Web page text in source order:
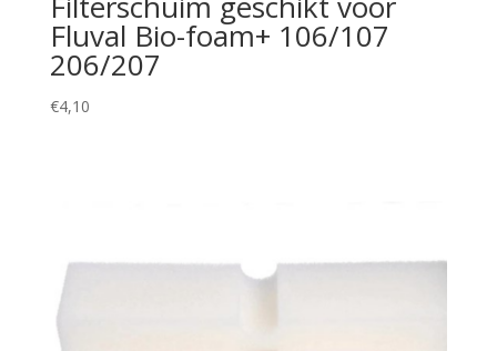
Fluval Bio-foam+ 106/107
206/207
€4,10